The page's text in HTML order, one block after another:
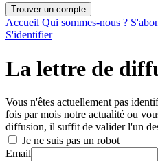
Accueil Qui sommes-nous ?
S'identifier
La lettre de
Vous n'êtes actuellement pas
fois par mois notre actualité ou
diffusion, il suffit de valider l'un
Je ne suis pas un robot
Email